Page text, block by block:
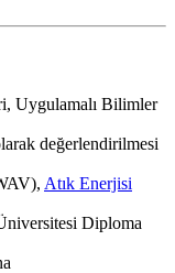
Uygulamalı Bilimler
değerlendirilmesi
Atık Enerjisi
Diploma